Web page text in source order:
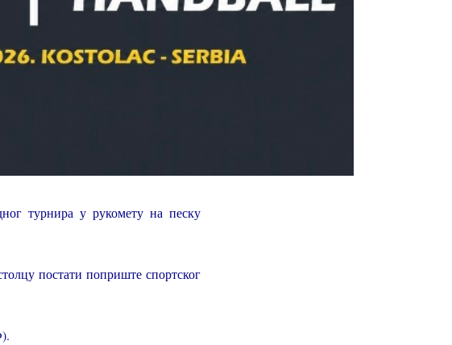
турнира у рукомету на песку
постати поприште спортског